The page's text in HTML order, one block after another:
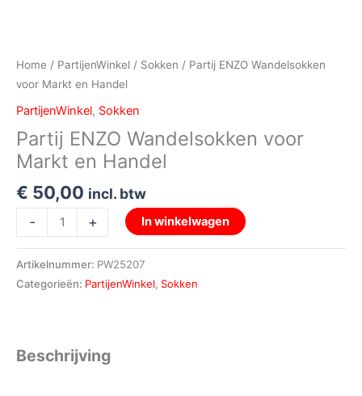
Home / PartijenWinkel / Sokken / Partij ENZO Wandelsokken
voor Markt en Handel
PartijenWinkel, Sokken
Partij ENZO Wandelsokken voor
Markt en Handel
€ 50,00 incl. btw
-
+ In winkelwagen
Artikelnummer: PW25207
Categorieën: PartijenWinkel, Sokken
Beschrijving